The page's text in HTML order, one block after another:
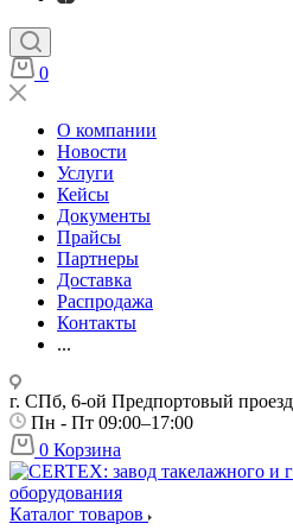
0
О компании
Новости
Услуги
Кейсы
Документы
Прайсы
Партнеры
Доставка
Распродажа
Контакты
...
г. СПб, 6-ой Предпортовый
Пн - Пт 09:00–17:00
0 Корзина
Каталог товаров